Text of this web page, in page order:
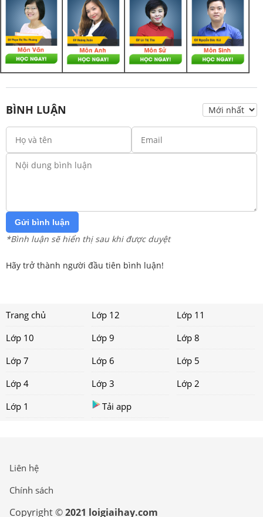
BÌNH LUẬN
Gửi bình luận
*Bình luận sẽ hiển thị sau khi được duyệt
Hãy trở thành người đầu tiên bình luận!
Trang chủ Lớp 12
Lớp 11
Lớp 10
Lớp 9
Lớp 8
Lớp 7
Lớp 6
Lớp 5
Lớp 4
Lớp 3
Lớp 2
Lớp 1
Tải app
Liên hệ
Chính sách
Copyright ©2021 loigiaihay.com